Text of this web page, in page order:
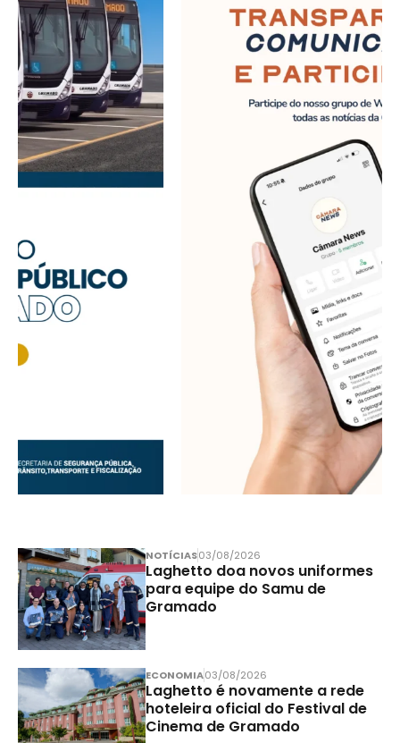
NOTÍCIAS03/08/2026
Laghetto doa novos uniformes
para equipe do Samu de
Gramado
ECONOMIA03/08/2026
Laghetto é novamente a rede
hoteleira oficial do Festival de
Cinema de Gramado